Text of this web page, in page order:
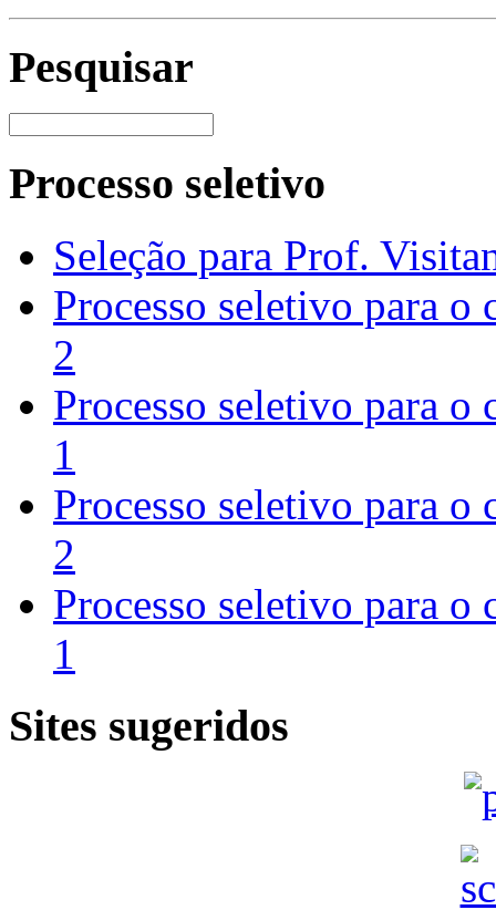
Pesquisar
Processo seletivo
Seleção para Prof.
Processo seletivo para
2
Processo seletivo para
1
Processo seletivo para
2
Processo seletivo para
1
Sites sugeridos